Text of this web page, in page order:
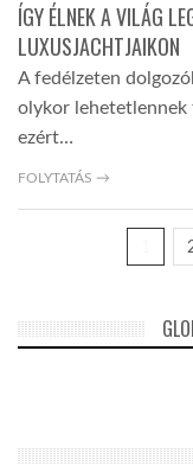
ÍGY ÉLNEK A VILÁG
LUXUSJACHTJAIKON
A fedélzeten
olykor lehetetlennek
ezért…
FOLYTATÁS →